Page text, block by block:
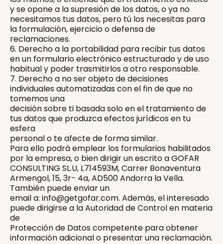
y se opone a la supresión de los datos, o ya no
necesitamos tus datos, pero tú los necesitas para
la formulación, ejercicio o defensa de
reclamaciones.
6. Derecho a la portabilidad para recibir tus datos
en un formulario electrónico estructurado y de uso
habitual y poder trasmitirlos a otro responsable.
7. Derecho a no ser objeto de decisiones
individuales automatizadas con el fin de que no
tomemos una
decisión sobre ti basada solo en el tratamiento de
tus datos que produzca efectos jurídicos en tu
esfera
personal o te afecte de forma similar.
Para ello podrá emplear los formularios habilitados
por la empresa, o bien dirigir un escrito a GOFAR
CONSULTING SL.U, L714593M, Carrer Bonaventura
Armengol, 15, 3r- 4a, AD500 Andorra la Vella.
También puede enviar un
email a: info@getgofar.com. Además, el interesado
puede dirigirse a la Autoridad de Control en materia
de
Protección de Datos competente para obtener
información adicional o presentar una reclamación.